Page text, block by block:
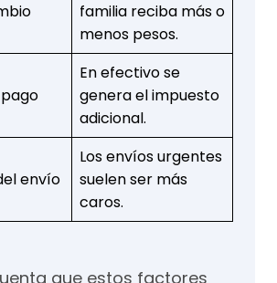
familia reciba más o
menos pesos.
En efectivo se
genera el impuesto
adicional.
envío
Los envíos urgentes
suelen ser más
caros.
que estos factores